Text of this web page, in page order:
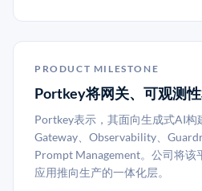
PRODUCT MILESTONE
Portkey将网关、可观测
Portkey表示，其面向生成式AI构
Gateway、Observability、
Prompt Management。公司将该
应用推向生产的一体化层。